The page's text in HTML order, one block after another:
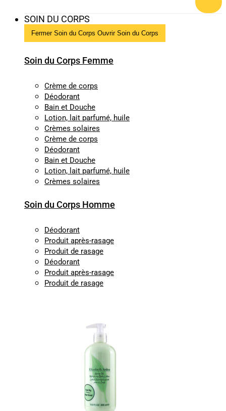
SOIN DU CORPS
Fermer Soin du Corps Ouvrir Soin du Corps
Soin du Corps Femme
Crème de corps
Déodorant
Bain et Douche
Lotion, lait parfumé, huile
Crèmes solaires
Crème de corps
Déodorant
Bain et Douche
Lotion, lait parfumé, huile
Crèmes solaires
Soin du Corps Homme
Déodorant
Produit après-rasage
Produit de rasage
Déodorant
Produit après-rasage
Produit de rasage